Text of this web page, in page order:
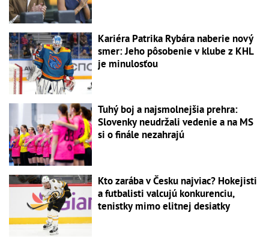
Kariéra Patrika Rybára naberie nový
smer: Jeho pôsobenie v klube z KHL
je minulosťou
Tuhý boj a najsmolnejšia prehra:
Slovenky neudržali vedenie a na MS
si o finále nezahrajú
Kto zarába v Česku najviac? Hokejisti
a futbalisti valcujú konkurenciu,
tenistky mimo elitnej desiatky